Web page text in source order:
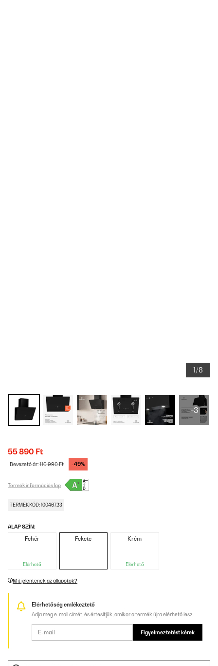
1/8
+3
55 890 Ft
Bevezető ár:110 990 Ft -49%
Termék információs lap
TERMÉKKÓD: 10046723
ALAP SZÍN:
Fehér
Elérhető
Fekete Krém
Elérhető
Mit jelentenek az állapotok?
Elérhetőség emlékeztető
Adja meg e-mail címét, és értesítjük, amikor a termék újra elérhető lesz.
Figyelmeztetést kérek